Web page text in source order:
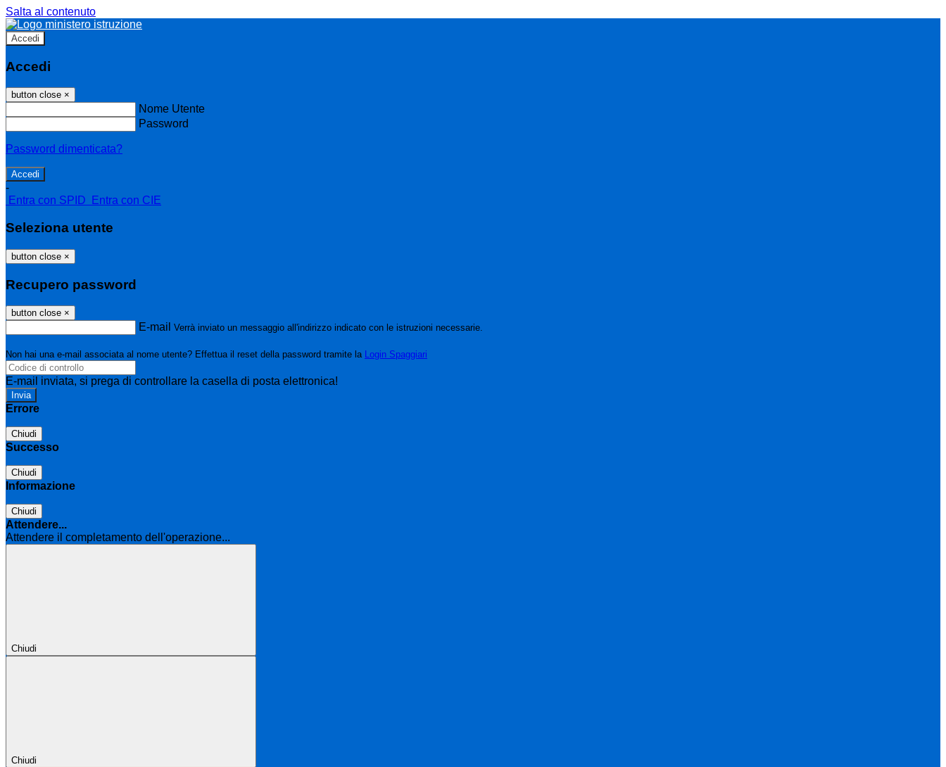
Salta al contenuto
Accedi
Accedi
button close ×
Nome Utente
Password
Password dimenticata?
-
Entra con SPID
Entra con CIE
Seleziona utente
button close ×
Recupero password
button close ×
E-mail Verrà inviato un messaggio all'indirizzo indicato con le istruzioni necessarie.
Non hai una e-mail associata al nome utente? Effettua il reset della password tramite la Login Spaggiari
E-mail inviata, si prega di controllare la casella di posta elettronica!
Errore
Chiudi
Successo
Chiudi
Informazione
Chiudi
Attendere...
Attendere il completamento dell'operazione...
Chiudi
Chiudi